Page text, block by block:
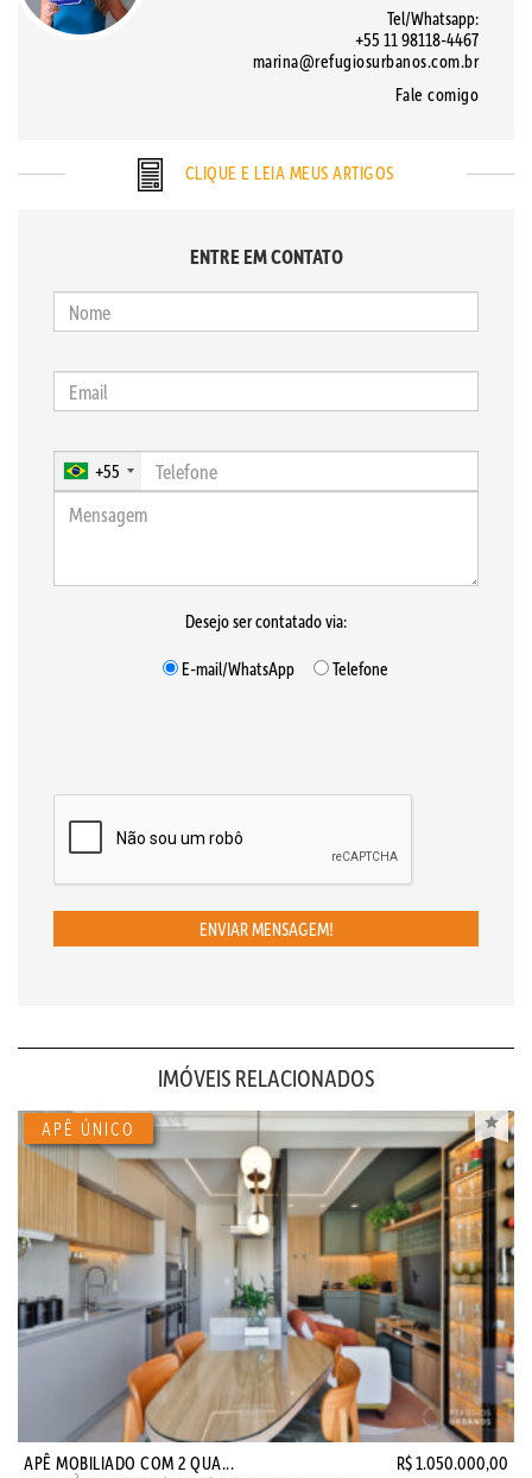
Tel/Whatsapp:
+55 11 98118-4467
marina@refugiosurbanos.com.br
Fale comigo
CLIQUE E LEIA MEUS ARTIGOS
ENTRE EM CONTATO
+55
Desejo ser contatado via:
E-mail/WhatsApp
Telefone
ENVIAR MENSAGEM!
IMÓVEIS RELACIONADOS
APÊ MOBILIADO COM 2 QUA... R$ 1.050.000,00